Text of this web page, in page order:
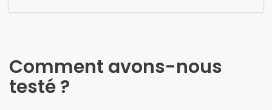
Comment avons-nous
testé ?